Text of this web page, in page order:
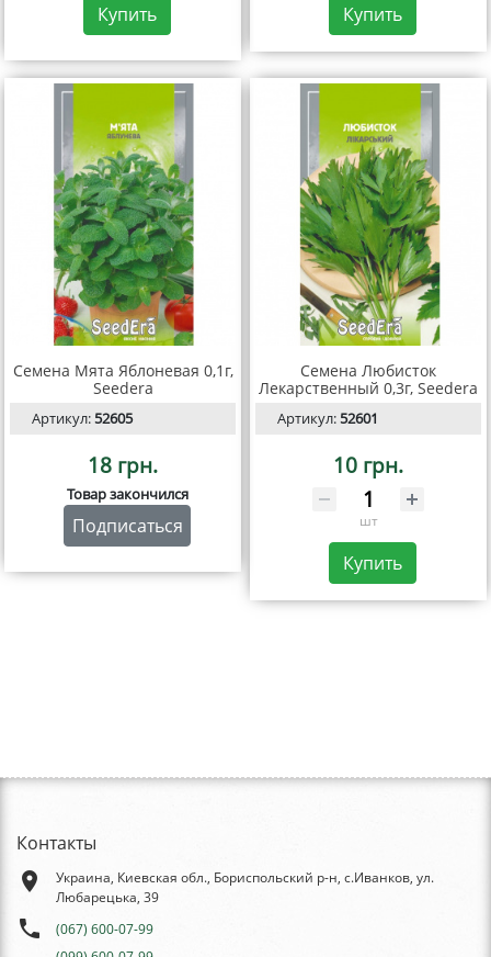
Купить Купить
Семена Мята Яблоневая 0,1г,
Seedera
Артикул:52605
18 грн.
Товар закончился
Подписаться
Семена Любисток
Лекарственный 0,3г, Seedera
Артикул:52601
10 грн.
шт
Купить
Контакты
place
Украина, Киевская обл., Бориспольский р-н, с.Иванков, ул.
Любарецька, 39
phone
(067) 600-07-99